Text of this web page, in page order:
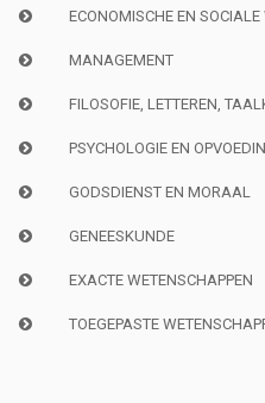
ECONOMISCHE EN SOCIALE
MANAGEMENT
FILOSOFIE, LETTEREN,
PSYCHOLOGIE EN
GODSDIENST EN MORAAL
GENEESKUNDE
EXACTE WETENSCHAPPEN
TOEGEPASTE